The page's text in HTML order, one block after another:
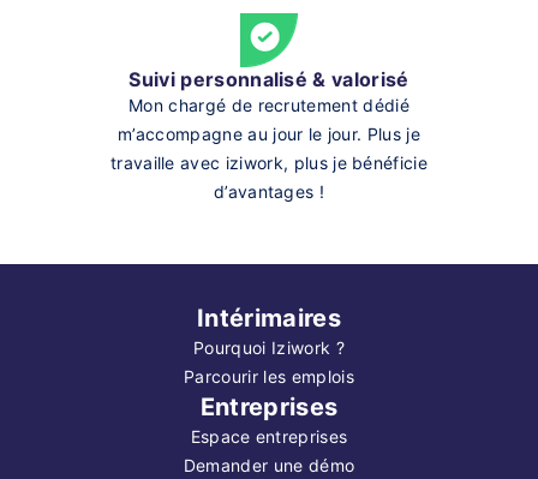
Suivi personnalisé & valorisé
Mon chargé de recrutement dédié
m’accompagne au jour le jour. Plus je
travaille avec iziwork, plus je bénéficie
d’avantages !
Intérimaires
Pourquoi Iziwork ?
Parcourir les emplois
Entreprises
Espace entreprises
Demander une démo